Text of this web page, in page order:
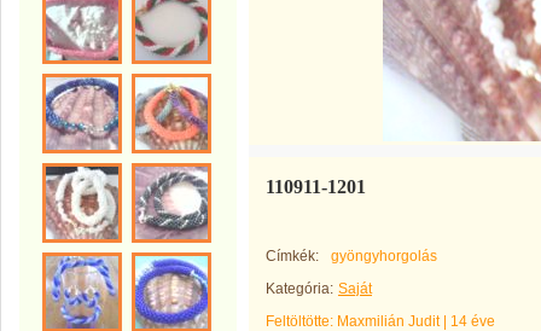
110911-1201
Címkék:
gyöngyhorgolás
Kategória: Saját
Feltöltötte: Maxmilián Judit| 14 éve